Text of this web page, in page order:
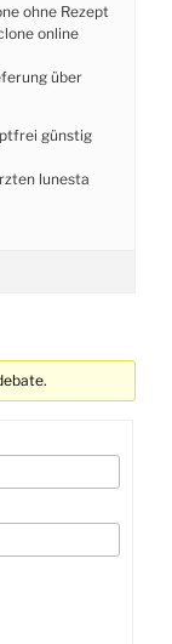
ohne Rezept
online
über
günstig
lunesta